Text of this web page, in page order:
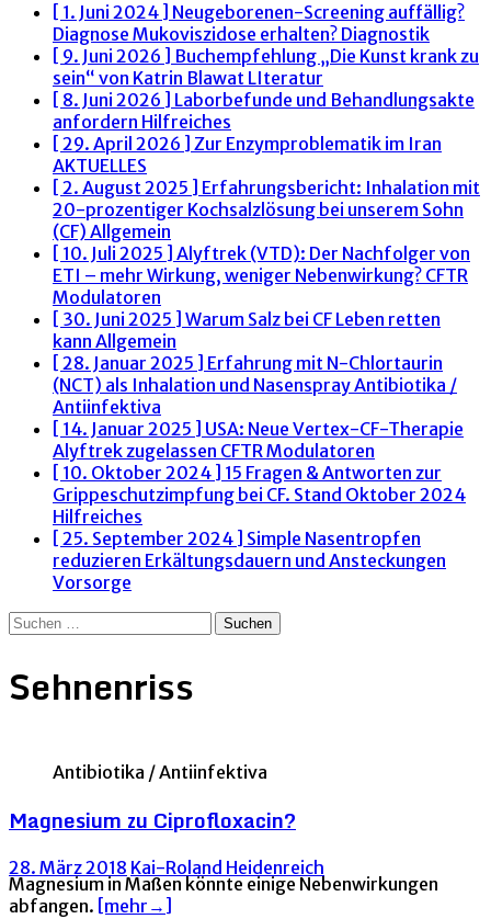
[ 1. Juni 2024 ] Neugeborenen-Screening auffällig?
Diagnose Mukoviszidose erhalten? Diagnostik
[ 9. Juni 2026 ] Buchempfehlung „Die Kunst krank zu
sein“ von Katrin Blawat LIteratur
[ 8. Juni 2026 ] Laborbefunde und Behandlungsakte
anfordern Hilfreiches
[ 29. April 2026 ] Zur Enzymproblematik im Iran
AKTUELLES
[ 2. August 2025 ] Erfahrungsbericht: Inhalation mit
20-prozentiger Kochsalzlösung bei unserem Sohn
(CF) Allgemein
[ 10. Juli 2025 ] Alyftrek (VTD): Der Nachfolger von
ETI – mehr Wirkung, weniger Nebenwirkung? CFTR
Modulatoren
[ 30. Juni 2025 ] Warum Salz bei CF Leben retten
kann Allgemein
[ 28. Januar 2025 ] Erfahrung mit N-Chlortaurin
(NCT) als Inhalation und NasensprayAntibiotika /
Antiinfektiva
[ 14. Januar 2025 ] USA: Neue Vertex-CF-Therapie
Alyftrek zugelassen CFTR Modulatoren
[ 10. Oktober 2024 ] 15 Fragen & Antworten zur
Grippeschutzimpfung bei CF. Stand Oktober 2024
Hilfreiches
[ 25. September 2024 ] Simple Nasentropfen
reduzieren Erkältungsdauern und Ansteckungen
Vorsorge
Suchen
Sehnenriss
Antibiotika / Antiinfektiva
Magnesium zu Ciprofloxacin?
28. März 2018 Kai-Roland Heidenreich
Magnesium in Maßen könnte einige Nebenwirkungen
abfangen. [mehr→]